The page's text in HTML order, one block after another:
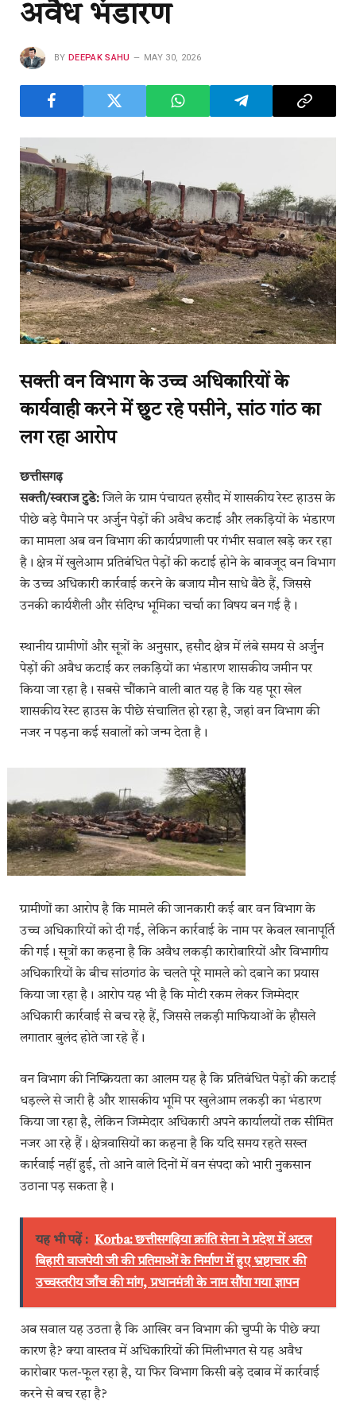
अवैध भंडारण
BY DEEPAK SAHU MAY 30, 2026
सक्ती वन विभाग के उच्च अधिकारियों के
कार्यवाही करने में छुट रहे पसीने, सांठ गांठ का
लग रहा आरोप
छत्तीसगढ़
सक्ती/स्वराज टुडे:जिले के ग्राम पंचायत हसौद में शासकीय रेस्ट हाउस के
पीछे बड़े पैमाने पर अर्जुन पेड़ों की अवैध कटाई और लकड़ियों के भंडारण
का मामला अब वन विभाग की कार्यप्रणाली पर गंभीर सवाल खड़े कर रहा
है। क्षेत्र में खुलेआम प्रतिबंधित पेड़ों की कटाई होने के बावजूद वन विभाग
के उच्च अधिकारी कार्रवाई करने के बजाय मौन साधे बैठे हैं, जिससे
उनकी कार्यशैली और संदिग्ध भूमिका चर्चा का विषय बन गई है।
स्थानीय ग्रामीणों और सूत्रों के अनुसार, हसौद क्षेत्र में लंबे समय से अर्जुन
पेड़ों की अवैध कटाई कर लकड़ियों का भंडारण शासकीय जमीन पर
किया जा रहा है। सबसे चौंकाने वाली बात यह है कि यह पूरा खेल
शासकीय रेस्ट हाउस के पीछे संचालित हो रहा है, जहां वन विभाग की
नजर न पड़ना कई सवालों को जन्म देता है।
ग्रामीणों का आरोप है कि मामले की जानकारी कई बार वन विभाग के
उच्च अधिकारियों को दी गई, लेकिन कार्रवाई के नाम पर केवल खानापूर्ति
की गई। सूत्रों का कहना है कि अवैध लकड़ी कारोबारियों और विभागीय
अधिकारियों के बीच सांठगांठ के चलते पूरे मामले को दबाने का प्रयास
किया जा रहा है। आरोप यह भी है कि मोटी रकम लेकर जिम्मेदार
अधिकारी कार्रवाई से बच रहे हैं, जिससे लकड़ी माफियाओं के हौसले
लगातार बुलंद होते जा रहे हैं।
वन विभाग की निष्क्रियता का आलम यह है कि प्रतिबंधित पेड़ों की कटाई
धड़ल्ले से जारी है और शासकीय भूमि पर खुलेआम लकड़ी का भंडारण
किया जा रहा है, लेकिन जिम्मेदार अधिकारी अपने कार्यालयों तक सीमित
नजर आ रहे हैं। क्षेत्रवासियों का कहना है कि यदि समय रहते सख्त
कार्रवाई नहीं हुई, तो आने वाले दिनों में वन संपदा को भारी नुकसान
उठाना पड़ सकता है।
यह भी पढ़ें : Korba: छत्तीसगढ़िया क्रांति सेना ने प्रदेश में अटल
बिहारी वाजपेयी जी की प्रतिमाओं के निर्माण में हुए भ्रष्टाचार की
उच्चस्तरीय जाँच की मांग, प्रधानमंत्री के नाम सौंपा गया ज्ञापन
अब सवाल यह उठता है कि आखिर वन विभाग की चुप्पी के पीछे क्या
कारण है? क्या वास्तव में अधिकारियों की मिलीभगत से यह अवैध
कारोबार फल-फूल रहा है, या फिर विभाग किसी बड़े दबाव में कार्रवाई
करने से बच रहा है?